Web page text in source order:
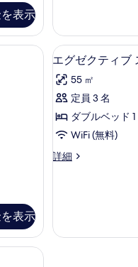
べ
て
の
写
真
を
表
示
細
表示
ル
ー
ム
の
す
べ
て
の
表
ー
ド
ト
プ
ル
ー
ム
詳
のベッドルーム、エジプト綿の
表示
エ
グ
ゼ
ク
テ
ブ
ト
7
エグゼクティブ
55 ㎡
定員 3 名
ダブルベッド
WiFi (無料)
詳細
エ
ブ
| 1 室のベッドルーム、エジプ